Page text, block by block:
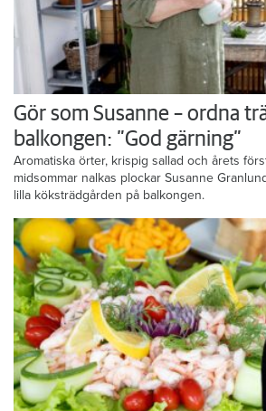
Gör som Susanne – ordna
balkongen: ”God gärning”
Aromatiska örter, krispig sallad och årets
midsommar nalkas plockar Susanne
lilla köksträdgården på balkongen.